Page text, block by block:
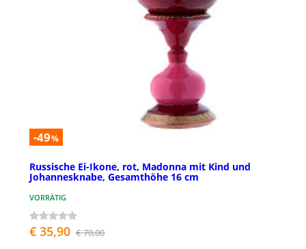
-49%
Russische Ei-Ikone, rot, Madonna mit Kind und
Johannesknabe, Gesamthöhe 16 cm
VORRÄTIG
€ 35,90 € 70,00